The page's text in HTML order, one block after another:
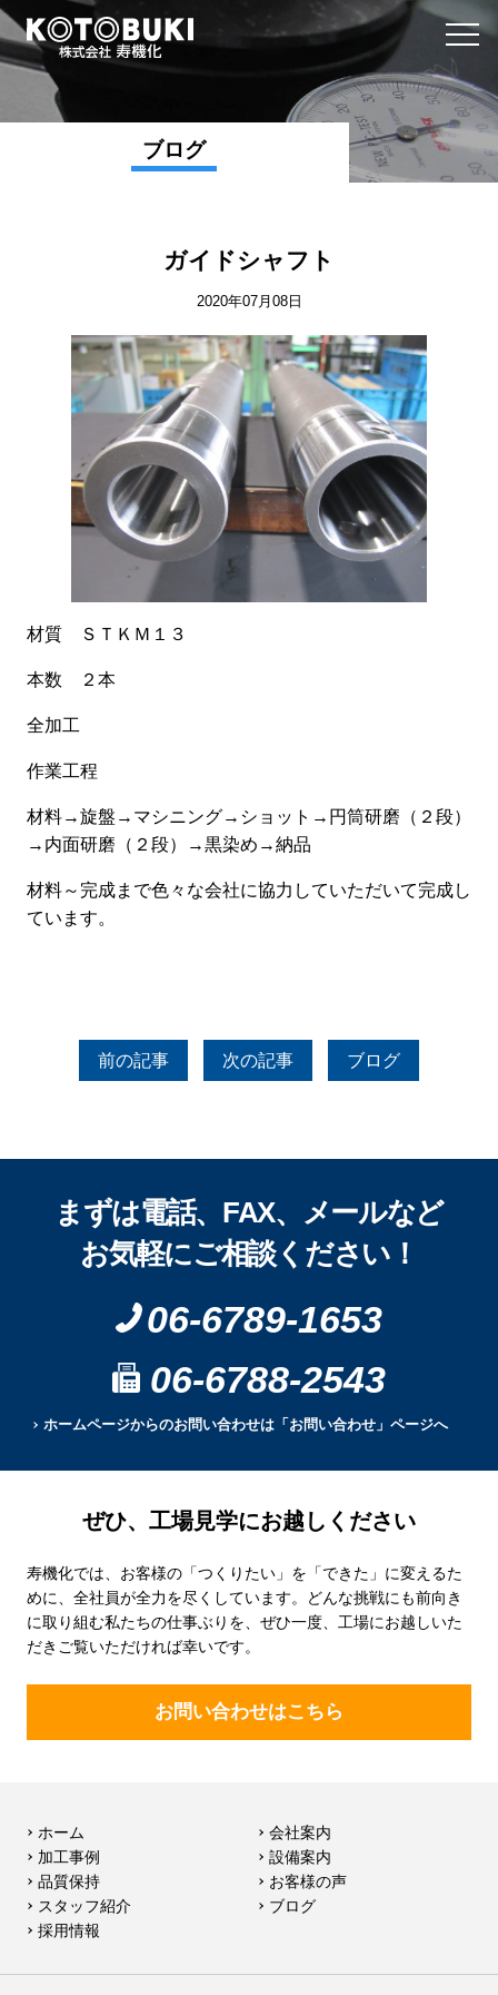
ブログ
ガイドシャフト
2020年07月08日
材質 ＳＴＫＭ１３
本数 ２本
全加工
作業工程
材料→旋盤→マシニング→ショット→円筒研磨（２段）
→内面研磨（２段）→黒染め→納品
材料～完成まで色々な会社に協力していただいて完成し
ています。
前の記事 次の記事 ブログ
まずは電話、FAX、メールなど
お気軽にご相談ください！
06-6789-1653
06-6788-2543
ホームページからのお問い合わせは「お問い合わせ」ページへ
ぜひ、工場見学にお越しください
寿機化では、お客様の「つくりたい」を「できた」に変えるた
めに、全社員が全力を尽くしています。どんな挑戦にも前向き
に取り組む私たちの仕事ぶりを、ぜひ一度、工場にお越しいた
だきご覧いただければ幸いです。
お問い合わせはこちら
ホーム
会社案内
加工事例
設備案内
品質保持
お客様の声
スタッフ紹介
ブログ
採用情報